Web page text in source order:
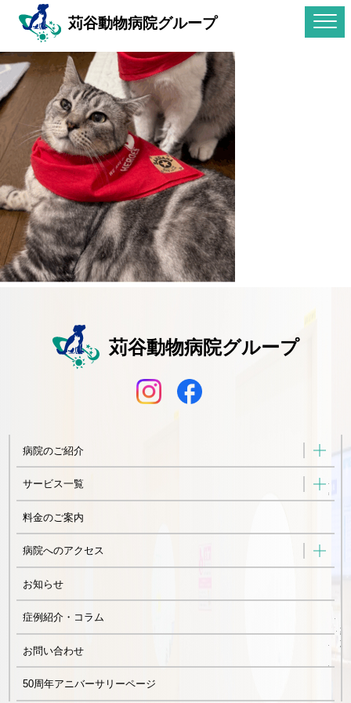
苅谷動物病院グループ
苅谷動物病院グループ
病院のご紹介
サービス一覧
料金のご案内
病院へのアクセス
お知らせ
症例紹介・コラム
お問い合わせ
50周年アニバーサリーページ